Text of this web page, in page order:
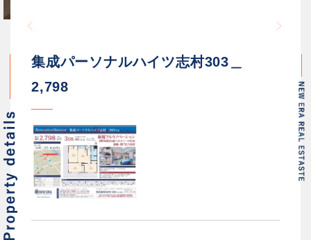
/home/newerakk/
集成パーソナルハイツ志村303＿
2,798